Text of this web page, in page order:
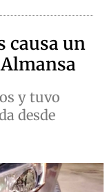
causa un
y tuvo
desde